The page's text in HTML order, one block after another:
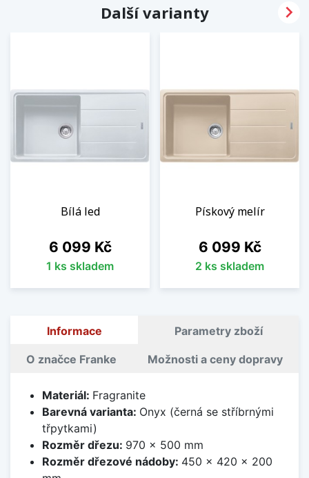
Další varianty
Bílá led
Cena
6 099 Kč
1 ks skladem
Pískový melír
Cena
6 099 Kč
2 ks skladem

Informace Parametry zboží
O značce Franke Možnosti a ceny dopravy
Materiál: Fragranite
Barevná varianta: Onyx (černá se stříbrnými
třpytkami)
Rozměr dřezu: 970 x 500 mm
Rozměr dřezové nádoby: 450 x 420 x 200